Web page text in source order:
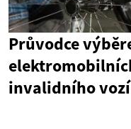
Průvodce
invalidního